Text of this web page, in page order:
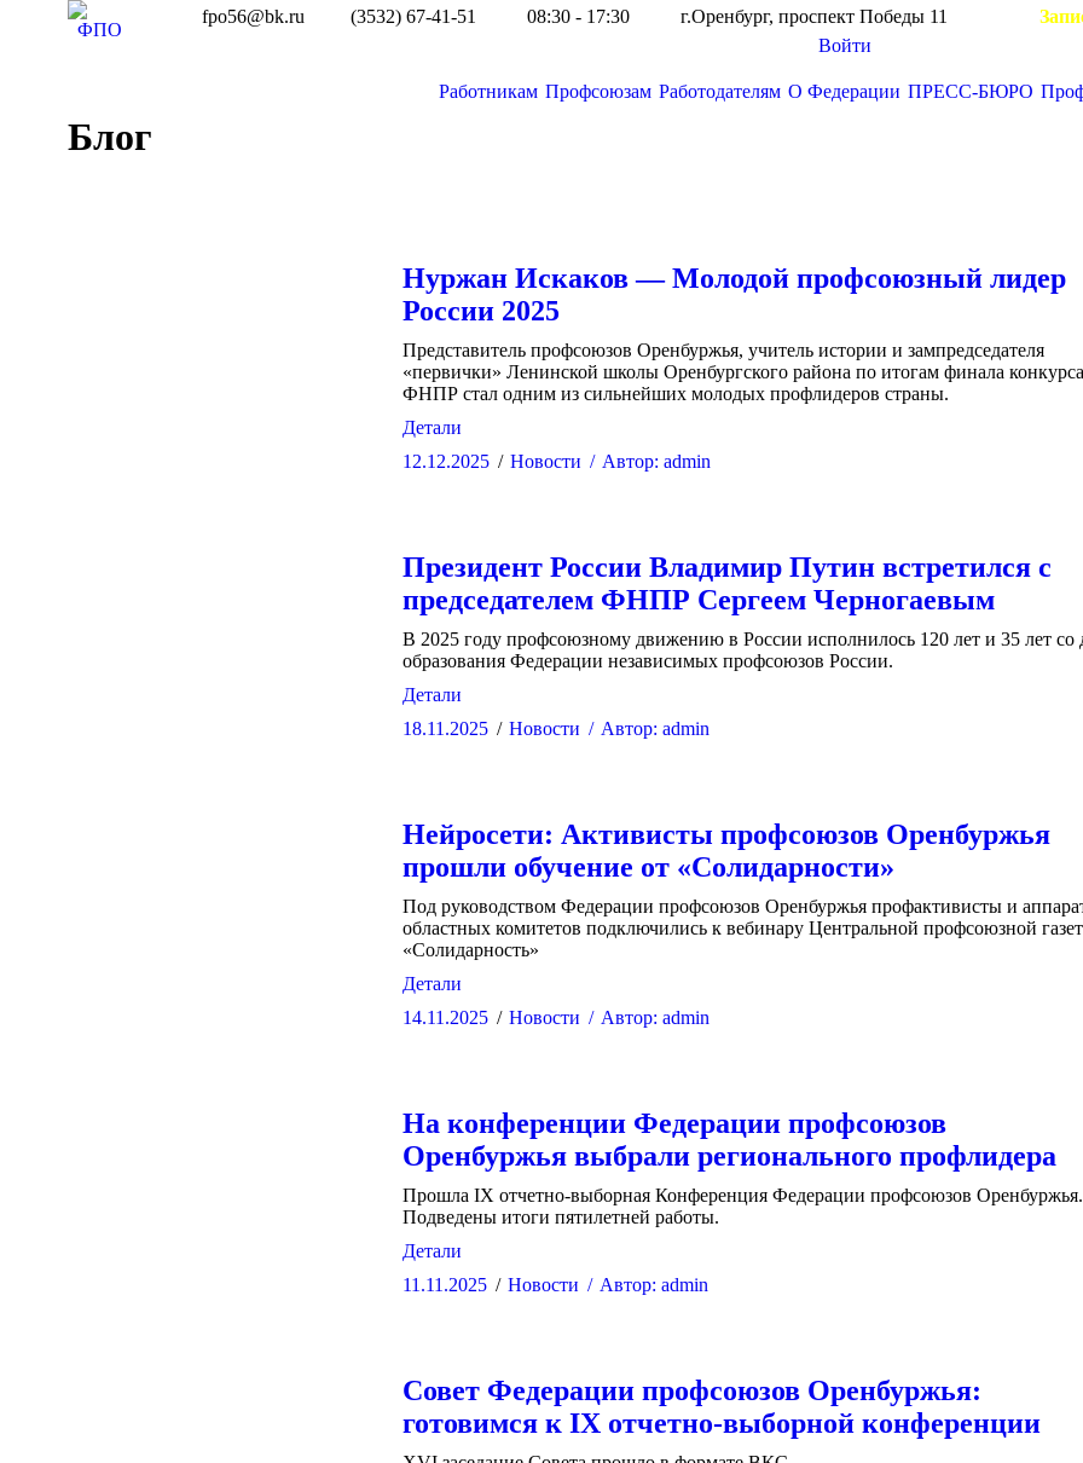
fpo56@bk.ru (3532) 67-41-51 08:30 - 17:30 г.Оренбург, проспект Победы 11
Войти
Работникам Профсоюзам Работодателям О Федерации ПРЕСС-БЮРО
Блог
Нуржан Искаков — Молодой профсоюзный лидер
России 2025
Представитель профсоюзов Оренбуржья, учитель истории и зампредседателя
«первички» Ленинской школы Оренбургского района по итогам финала
ФНПР стал одним из сильнейших молодых профлидеров страны.
Детали
12.12.2025
Новости Автор:admin
Президент России Владимир Путин встретился с
председателем ФНПР Сергеем Черногаевым
В 2025 году профсоюзному движению в России исполнилось 120 лет и 35 лет со
образования Федерации независимых профсоюзов России.
Детали
18.11.2025
Новости Автор:admin
Нейросети: Активисты профсоюзов Оренбуржья
прошли обучение от «Солидарности»
Под руководством Федерации профсоюзов Оренбуржья профактивисты и
областных комитетов подключились к вебинару Центральной профсоюзной
«Солидарность»
Детали
14.11.2025
Новости Автор:admin
На конференции Федерации профсоюзов
Оренбуржья выбрали регионального профлидера
Прошла IX отчетно-выборная Конференция Федерации профсоюзов Оренбуржья.
Подведены итоги пятилетней работы.
Детали
11.11.2025
Новости Автор:admin
Совет Федерации профсоюзов Оренбуржья:
готовимся к IX отчетно-выборной конференции